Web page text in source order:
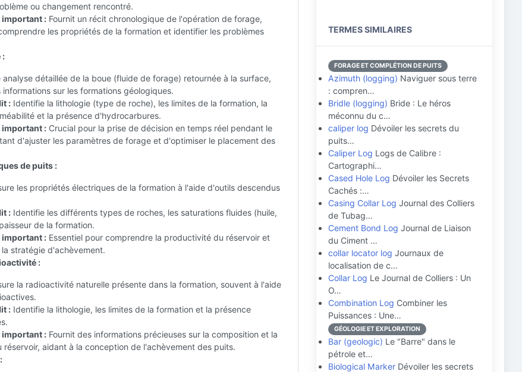
ou changement rencontré.
important : Fournit un récit chronologique de l'opération de forage,
les propriétés de la formation et identifier les problèmes
:
analyse détaillée de la boue (fluide de forage) retournée à la surface,
sur les formations géologiques.
: Identifie la lithologie (type de roche), les limites de la formation, la
et la présence d'hydrocarbures.
important : Crucial pour la prise de décision en temps réel pendant le
d'ajuster les paramètres de forage et d'optimiser le placement des
de puits :
les propriétés électriques de la formation à l'aide d'outils descendus
: Identifie les différents types de roches, les saturations fluides (huile,
de la formation.
important : Essentiel pour comprendre la productivité du réservoir et
stratégie d'achèvement.
:
la radioactivité naturelle présente dans la formation, souvent à l'aide
: Identifie la lithologie, les limites de la formation et la présence
important : Fournit des informations précieuses sur la composition et la
réservoir, aidant à la conception de l'achèvement des puits.
TERMES SIMILAIRES
FORAGE ET COMPLÉTION DE PUITS
Azimuth (logging) Naviguer sous terre
: compren…
Bridle (logging) Bride : Le héros
méconnu du c…
caliper log Dévoiler les secrets du
puits…
Caliper Log Logs de Calibre :
Cartographi…
Cased Hole Log Dévoiler les Secrets
Cachés :…
Casing Collar Log Journal des Colliers
de Tubag…
Cement Bond Log Journal de Liaison
du Ciment …
collar locator log Journaux de
localisation de c…
Collar Log Le Journal de Colliers : Un
O…
Combination Log Combiner les
Puissances : Une…
GÉOLOGIE ET EXPLORATION
Bar (geologic) Le "Barre" dans le
pétrole et…
Biological Marker Dévoiler les secrets